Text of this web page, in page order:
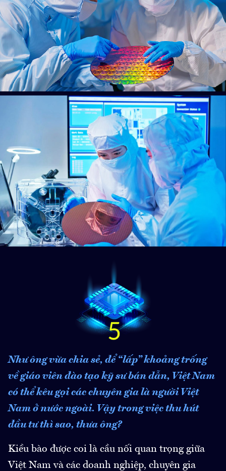
Như ông vừa chia sẻ, để “lấp” khoảng trống
về giáo viên đào tạo kỹ sư bán dẫn, Việt Nam
có thể kêu gọi các chuyên gia là người Việt
Nam ở nước ngoài. Vậy trong việc thu hút
đầu tư thì sao, thưa ông?
Kiều bào được coi là cầu nối quan trọng giữa
Việt Nam và các doanh nghiệp, chuyên gia